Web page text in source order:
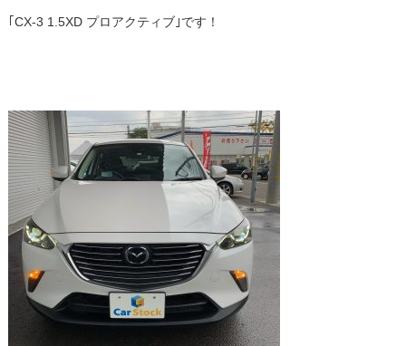
｢CX-3 1.5XD プロアクティブ｣です！